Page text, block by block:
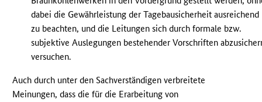
dabei die Gewährleistung der Tagebausicherheit ausreichend
zu beachten, und die Leitungen sich durch formale bzw.
subjektive Auslegungen bestehender Vorschriften
versuchen.
Auch durch unter den Sachverständigen verbreitete
Meinungen, dass die für die Erarbeitung von